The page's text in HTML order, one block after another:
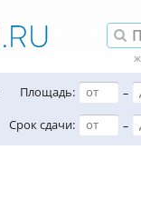
Площадь:
–
Срок сдачи:
–